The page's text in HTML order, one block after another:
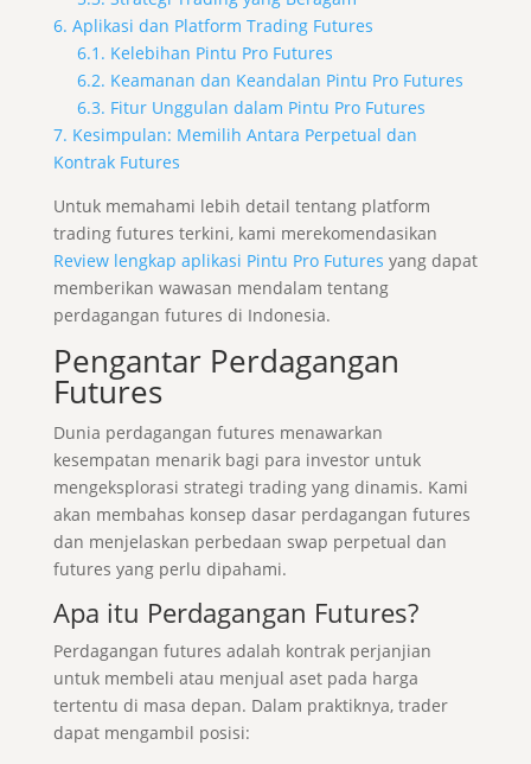
6. Aplikasi dan Platform Trading Futures
6.1. Kelebihan Pintu Pro Futures
6.2. Keamanan dan Keandalan Pintu Pro Futures
6.3. Fitur Unggulan dalam Pintu Pro Futures
7. Kesimpulan: Memilih Antara Perpetual dan
Kontrak Futures
Untuk memahami lebih detail tentang platform
trading futures terkini, kami merekomendasikan
Review lengkap aplikasi Pintu Pro Futures yang dapat
memberikan wawasan mendalam tentang
perdagangan futures di Indonesia.
Pengantar Perdagangan
Futures
Dunia perdagangan futures menawarkan
kesempatan menarik bagi para investor untuk
mengeksplorasi strategi trading yang dinamis. Kami
akan membahas konsep dasar perdagangan futures
dan menjelaskan perbedaan swap perpetual dan
futures yang perlu dipahami.
Apa itu Perdagangan Futures?
Perdagangan futures adalah kontrak perjanjian
untuk membeli atau menjual aset pada harga
tertentu di masa depan. Dalam praktiknya, trader
dapat mengambil posisi: